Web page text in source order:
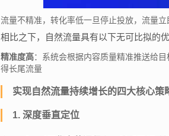
流量不精准，转化率低一旦停止投放，流量
相比之下，自然流量具有以下无可比拟的优
精准度高：系统会根据内容质量精准推送给目
得长尾流量
实现自然流量持续增长的四大核心策
1. 深度垂直定位